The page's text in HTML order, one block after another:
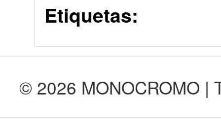
Etiquetas:
© 2026 MONOCROMO |